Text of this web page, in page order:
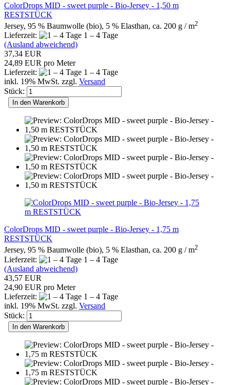
ColorDrops MID - sweet purple - Bio-Jersey - 1,50 m
RESTSTÜCK
Jersey, 95 % Baumwolle (bio), 5 % Elasthan, ca. 200 g / m2
Lieferzeit:
1 – 4 Tage
(Ausland abweichend)
37,34 EUR
24,89 EUR pro Meter
Lieferzeit:
1 – 4 Tage
inkl. 19% MwSt. zzgl. Versand
Stück:
In den Warenkorb
ColorDrops MID - sweet purple - Bio-Jersey - 1,75 m
RESTSTÜCK
Jersey, 95 % Baumwolle (bio), 5 % Elasthan, ca. 200 g / m2
Lieferzeit:
1 – 4 Tage
(Ausland abweichend)
43,57 EUR
24,90 EUR pro Meter
Lieferzeit:
1 – 4 Tage
inkl. 19% MwSt. zzgl. Versand
Stück:
In den Warenkorb